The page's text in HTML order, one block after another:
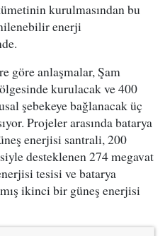
kurulmasından bu
enerji
göre anlaşmalar, Şam
kurulacak ve 400
şebekeye bağlanacak üç
Projeler arasında batarya
enerjisi santrali, 200
desteklenen 274 megavat
tesisi ve batarya
ikinci bir güneş enerjisi